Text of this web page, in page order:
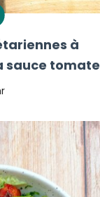
à
sauce tomate